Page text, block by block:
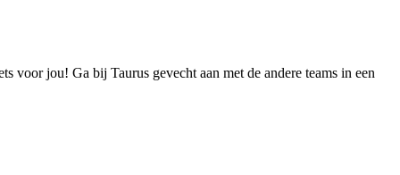
voor jou! Ga bij Taurus gevecht aan met de andere teams in een